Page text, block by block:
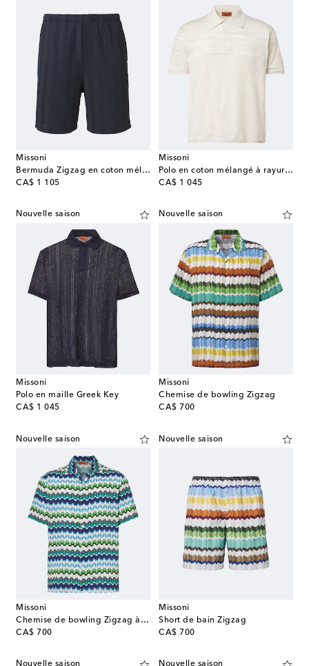
Missoni
Bermuda Zigzag en coton mélangé
CA$ 1 105
original price
Missoni
Polo en coton mélangé à rayures
CA$ 1 045
original price
Nouvelle saison
Missoni
Polo en maille Greek Key
CA$ 1 045
original price
Nouvelle saison
Missoni
Chemise de bowling Zigzag
CA$ 700
original price
Nouvelle saison
Missoni
Chemise de bowling Zigzag à imprimé
CA$ 700
original price
Nouvelle saison
Missoni
Short de bain Zigzag
CA$ 700
original price
Nouvelle saison Nouvelle saison